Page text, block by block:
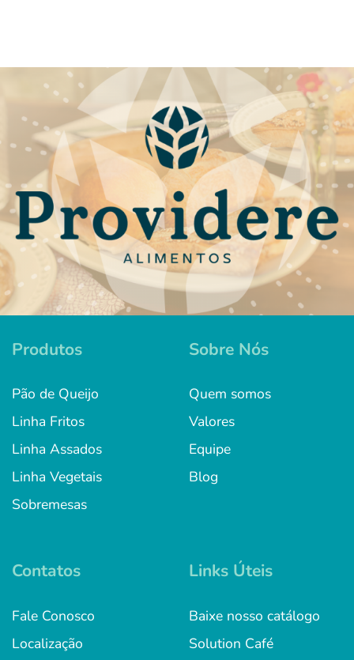
Produtos
Pão de Queijo
Linha Fritos
Linha Assados
Linha Vegetais
Sobremesas
Sobre Nós
Quem somos
Valores
Equipe
Blog
Contatos
Fale Conosco
Localização
Links Úteis
Baixe nosso catálogo
Solution Café